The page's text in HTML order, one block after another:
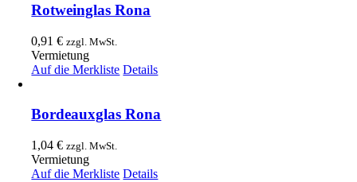
Rotweinglas Rona
0,91€ zzgl. MwSt.
Vermietung
Auf die Merkliste Details
Bordeauxglas Rona
1,04€ zzgl. MwSt.
Vermietung
Auf die Merkliste Details